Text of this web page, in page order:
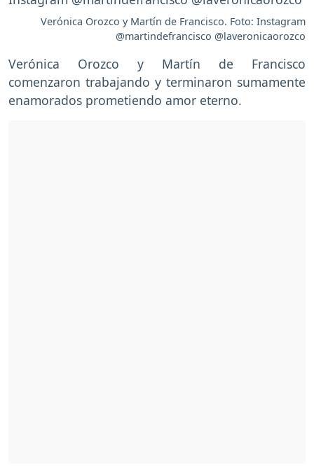
Verónica Orozco y Martín de Francisco. Foto: Instagram
@martindefrancisco @laveronicaorozco
Verónica Orozco y Martín de Francisco
comenzaron trabajando y terminaron sumamente
enamorados prometiendo amor eterno.